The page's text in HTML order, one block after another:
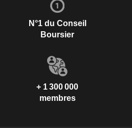
N°1 du Conseil
Boursier
+ 1 300 000
membres